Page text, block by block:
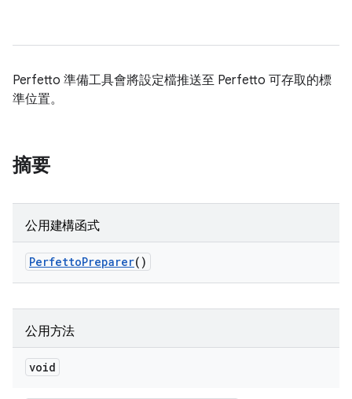
Perfetto 準備工具會將設定檔推送至 Perfetto 可存取的標
準位置。
摘要
公用建構函式
PerfettoPreparer()
公用方法
void